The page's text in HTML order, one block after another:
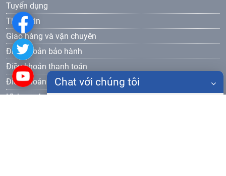
Tuyển dụng
Thông tin
Giao hàng và vận chuyên
Điều khoản bảo hành
Điều khoản thanh toán
Điều khoản bảo mật
Lĩnh vực hoạt động
577
Chat với chúng tôi